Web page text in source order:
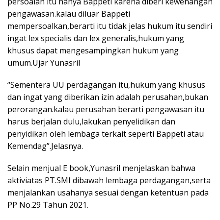
pengawasan.kalau diluar Bappeti
mempersoalkan,berarti itu tidak jelas hukum itu sendiri
ingat lex specialis dan lex generalis,hukum yang
khusus dapat mengesampingkan hukum yang
umum.Ujar Yunasril
“Sementera UU perdagangan itu,hukum yang khusus
dan ingat yang diberikan izin adalah perusahan,bukan
perorangan.kalau perusahan berarti pengawasan itu
harus berjalan dulu,lakukan penyelidikan dan
penyidikan oleh lembaga terkait seperti Bappeti atau
Kemendag”.Jelasnya.
Selain menjual E book,Yunasril menjelaskan bahwa
aktiviatas PT.SMI dibawah lembaga perdagangan,serta
menjalankan usahanya sesuai dengan ketentuan pada
PP No.29 Tahun 2021.